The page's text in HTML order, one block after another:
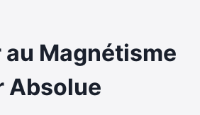
au Magnétisme
Absolue